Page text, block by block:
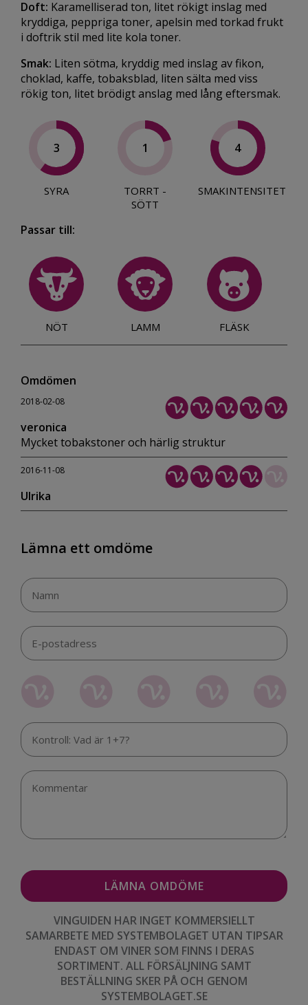
Doft: Karamelliserad ton, litet rökigt inslag med
kryddiga, peppriga toner, apelsin med torkad frukt
i doftrik stil med lite kola toner.
Smak: Liten sötma, kryddig med inslag av fikon,
choklad, kaffe, tobaksblad, liten sälta med viss
rökig ton, litet brödigt anslag med lång eftersmak.
3
SYRA
1
TORRT -
SÖTT
4
SMAKINTENSITET
Passar till:
NÖT LAMM FLÄSK
Omdömen
2018-02-08
veronica
Mycket tobakstoner och härlig struktur
2016-11-08
Ulrika
Lämna ett omdöme
VINGUIDEN HAR INGET KOMMERSIELLT
SAMARBETE MED SYSTEMBOLAGET UTAN TIPSAR
ENDAST OM VINER SOM FINNS I DERAS
SORTIMENT. ALL FÖRSÄLJNING SAMT
BESTÄLLNING SKER PÅ OCH GENOM
SYSTEMBOLAGET.SE